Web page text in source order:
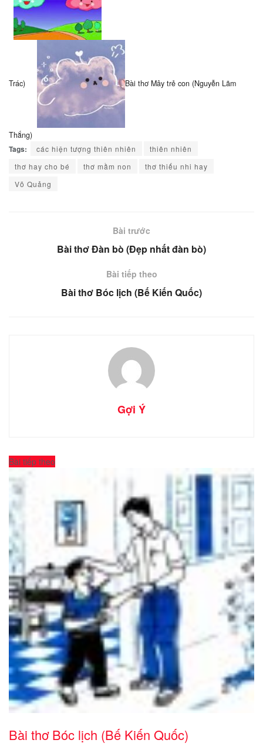
Trác) Bài thơ Mây trẻ con (Nguyễn Lãm
Thắng)
Tags:
các hiện tượng thiên nhiên
thiên nhiên
thơ hay cho bé
thơ mầm non
thơ thiếu nhi hay
Võ Quảng
Bài trước
Bài thơ Đàn bò (Đẹp nhất đàn bò)
Bài tiếp theo
Bài thơ Bóc lịch (Bế Kiến Quốc)
Gợi Ý
Bài tiếp theo
Bài thơ Bóc lịch (Bế Kiến Quốc)